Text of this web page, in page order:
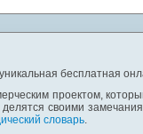
бесплатная
проектом,
своими
словарь.